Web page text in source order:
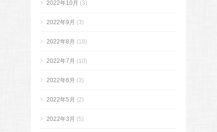
2022年10月 (3)
2022年9月 (3)
2022年8月 (18)
2022年7月 (10)
2022年6月 (3)
2022年5月 (2)
2022年3月 (5)